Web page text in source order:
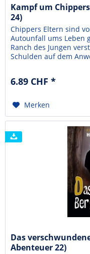
Kampf um
24)
Chippers Eltern sind
Autounfall ums Leben
Ranch des Jungen
Schulden auf dem
Chipper nicht schon
6.89 CHF *
Merken
Das
Abenteuer 22)